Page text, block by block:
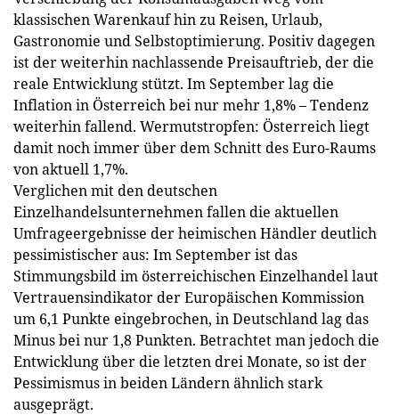
klassischen Warenkauf hin zu Reisen, Urlaub,
Gastronomie und Selbstoptimierung. Positiv dagegen
ist der weiterhin nachlassende Preisauftrieb, der die
reale Entwicklung stützt. Im September lag die
Inflation in Österreich bei nur mehr 1,8% – Tendenz
weiterhin fallend. Wermutstropfen: Österreich liegt
damit noch immer über dem Schnitt des Euro-Raums
von aktuell 1,7%.
Verglichen mit den deutschen
Einzelhandelsunternehmen fallen die aktuellen
Umfrageergebnisse der heimischen Händler deutlich
pessimistischer aus: Im September ist das
Stimmungsbild im österreichischen Einzelhandel laut
Vertrauensindikator der Europäischen Kommission
um 6,1 Punkte eingebrochen, in Deutschland lag das
Minus bei nur 1,8 Punkten. Betrachtet man jedoch die
Entwicklung über die letzten drei Monate, so ist der
Pessimismus in beiden Ländern ähnlich stark
ausgeprägt.